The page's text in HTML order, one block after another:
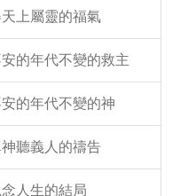
上屬靈的福氣
的年代不變的救主
的年代不變的神
聽義人的禱告
人生的結局